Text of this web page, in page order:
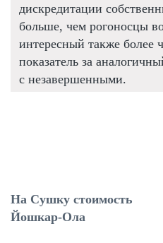
дискредитации
больше, чем рогоносцы
интересный также более
показатель за
с незавершенными.
На Сушку стоимость
Йошкар-Ола